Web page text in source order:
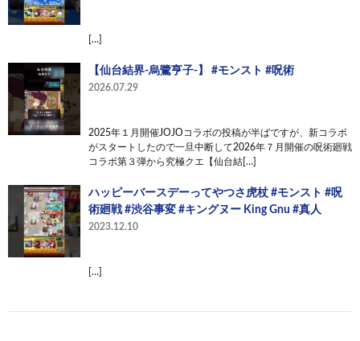
[…]
【仙台結界-烏鷺亨子-】 #モンスト #呪術
2026.07.29
2025年１月開催JOJOコラボの投稿が半ばですが、新コラボ
がスタートしたので一旦中断して2026年７月開催の呪術廻戦
コラボ第３弾から究極クエ【仙台結[…]
ハッピーバースデーってやつさ虎杖 #モンスト #呪
術廻戦 #渋谷事変 #キングヌー King Gnu #真人
2023.12.10
[…]